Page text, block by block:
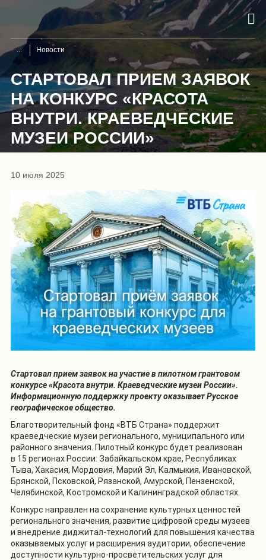
Новости
СТАРТОВАЛ ПРИЕМ ЗАЯВОК
НА КОНКУРС «КРАСОТА
ВНУТРИ. КРАЕВЕДЧЕСКИЕ
МУЗЕИ РОССИИ»
10 июля 2025
Стартовал прием заявок на участие в пилотном грантовом
конкурсе «Красота внутри. Краеведческие музеи России».
Информационную поддержку проекту оказывает Русское
географическое общество.
Благотворительный фонд «ВТБ Страна» поддержит
краеведческие музеи регионального, муниципального или
районного значения. Пилотный конкурс будет реализован
в 15 регионах России: Забайкальском крае, Республиках
Тыва, Хакасия, Мордовия, Марий Эл, Калмыкия, Ивановской,
Брянской, Псковской, Рязанской, Амурской, Пензенской,
Челябинской, Костромской и Калининградской областях.
Конкурс направлен на сохранение культурных ценностей
регионального значения, развитие цифровой среды музеев
и внедрение диджитал-технологий для повышения качества
оказываемых услуг и расширения аудитории, обеспечение
доступности культурно-просветительских услуг для